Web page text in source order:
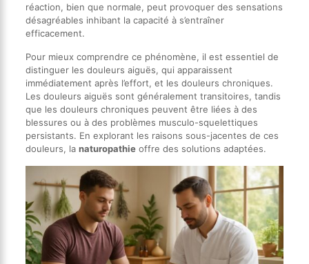
réaction, bien que normale, peut provoquer des sensations
désagréables inhibant la capacité à s’entraîner
efficacement.
Pour mieux comprendre ce phénomène, il est essentiel de
distinguer les douleurs aiguës, qui apparaissent
immédiatement après l’effort, et les douleurs chroniques.
Les douleurs aiguës sont généralement transitoires, tandis
que les douleurs chroniques peuvent être liées à des
blessures ou à des problèmes musculo-squelettiques
persistants. En explorant les raisons sous-jacentes de ces
douleurs, la naturopathieoffre des solutions adaptées.